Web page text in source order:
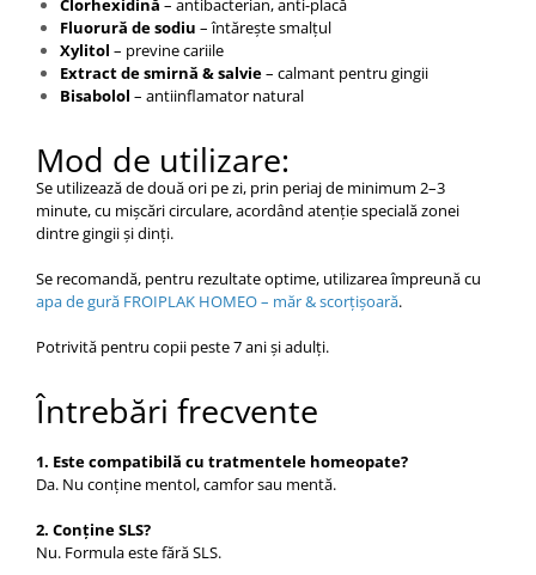
Clorhexidină – antibacterian, anti-placă
Fluorură de sodiu – întărește smalțul
Xylitol – previne cariile
Extract de smirnă & salvie– calmant pentru gingii
Bisabolol – antiinflamator natural
Mod de utilizare:
Se utilizează de două ori pe zi, prin periaj de minimum 2–3
minute, cu mișcări circulare, acordând atenție specială zonei
dintre gingii și dinți.
Se recomandă, pentru rezultate optime, utilizarea împreună cu
apa de gură FROIPLAK HOMEO – măr & scorțișoară.
Potrivită pentru copii peste 7 ani și adulți.
Întrebări frecvente
1. Este compatibilă cu tratmentele homeopate?
Da. Nu conține mentol, camfor sau mentă.
2. Conține SLS?
Nu. Formula este fără SLS.